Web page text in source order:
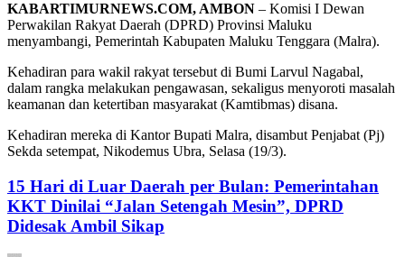
KABARTIMURNEWS.COM, AMBON – Komisi I Dewan
Perwakilan Rakyat Daerah (DPRD) Provinsi Maluku
menyambangi, Pemerintah Kabupaten Maluku Tenggara (Malra).
Kehadiran para wakil rakyat tersebut di Bumi Larvul Nagabal,
dalam rangka melakukan pengawasan, sekaligus menyoroti masalah
keamanan dan ketertiban masyarakat (Kamtibmas) disana.
Kehadiran mereka di Kantor Bupati Malra, disambut Penjabat (Pj)
Sekda setempat, Nikodemus Ubra, Selasa (19/3).
15 Hari di Luar Daerah per Bulan: Pemerintahan
KKT Dinilai “Jalan Setengah Mesin”, DPRD
Didesak Ambil Sikap